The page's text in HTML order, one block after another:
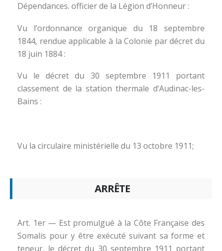
Dépendances. officier de la Légion d’Honneur :
Vu l’ordonnance organique du 18 septembre
1844, rendue applicable à la Colonie par décret du
18 juin 1884 :
Vu le décret du 30 septembre 1911 portant
classement de la station thermale d’Audinac-les-
Bains :
Vu la circulaire ministérielle du 13 octobre 1911;
ARRÊTE
Art. 1er — Est promulgué à la Côte Française des
Somalis pour y être exécuté suivant sa forme et
teneur, le décret du 30 septembre 1911 portant